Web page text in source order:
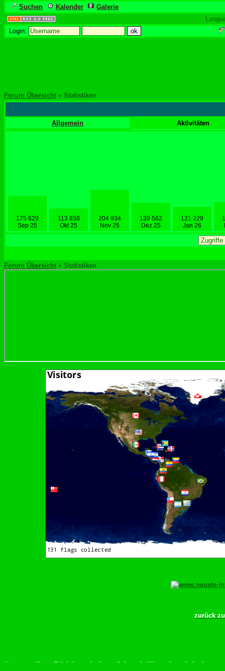
Suchen Kalender
Galerie
Login:
Forum Übersicht » Statistiken
Allgemein Aktivitäten
175 629
Sep 25
113 858
Okt 25
204 934
Nov 25
139 562
Dez 25
121 229
Jan 26
Forum Übersicht » Statistiken
zurück
scrollen–Rädchen drehen–Wurschdfingr bewächn!